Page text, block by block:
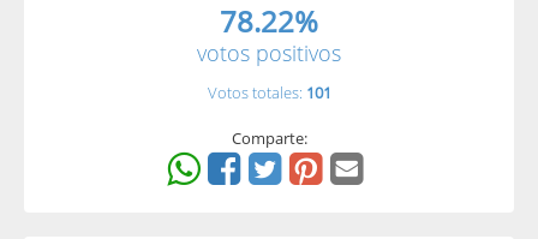
78.22%
votos positivos
Votos totales: 101
Comparte: